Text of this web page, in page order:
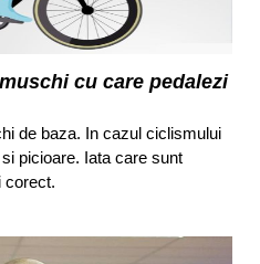
cu care pedalezi
de baza. In cazul ciclismului
picioare. Iata care sunt
corect.